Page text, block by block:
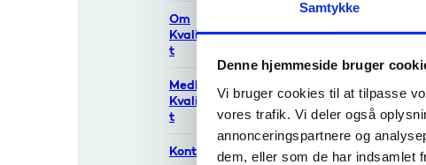
Samtykke
Denne hjemmeside bruger
Vi bruger cookies til at tilpasse
vores trafik. Vi deler også
annonceringspartnere og
dem, eller som de har indsamlet
Om
Kvalifikationsnævne
t
Medlemmer af
Kvalifikationsnævne
t
Kontakt
Reglerne
Merit